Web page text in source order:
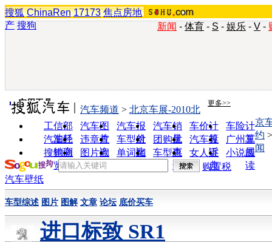
搜狐 ChinaRen 17173 焦点房地
产 搜狗 新闻 - 体育 - S - 娱乐 - V -
实用工具 更多>>
工信部
油耗
汽车图
片
汽车报
价
汽车销
量
车价计
算
车险计
算
汽车经
销商
违章查
询
车型对
比
团购优
惠
汽车投
诉
广州车
展
搜狗浏
览器
图片欣
赏
单词翻
车型查
询
女人宝
典
小说阅
读
汽车频道 > 北京车展-2010北
京
约
闻
购置税
汽车壁纸
车型综述 图片 图解 文章 论坛 底价买车
进口标致 SR1